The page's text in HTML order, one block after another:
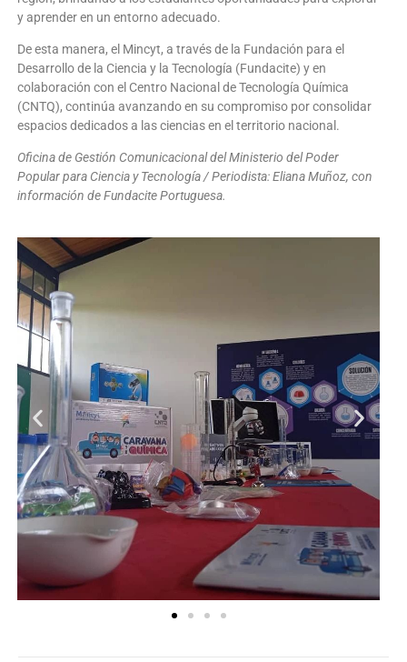
y aprender en un entorno adecuado.
De esta manera, el Mincyt, a través de la Fundación para el
Desarrollo de la Ciencia y la Tecnología (Fundacite) y en
colaboración con el Centro Nacional de Tecnología Química
(CNTQ), continúa avanzando en su compromiso por consolidar
espacios dedicados a las ciencias en el territorio nacional.
Oficina de Gestión Comunicacional del Ministerio del Poder
Popular para Ciencia y Tecnología / Periodista: Eliana Muñoz, con
información de Fundacite Portuguesa.